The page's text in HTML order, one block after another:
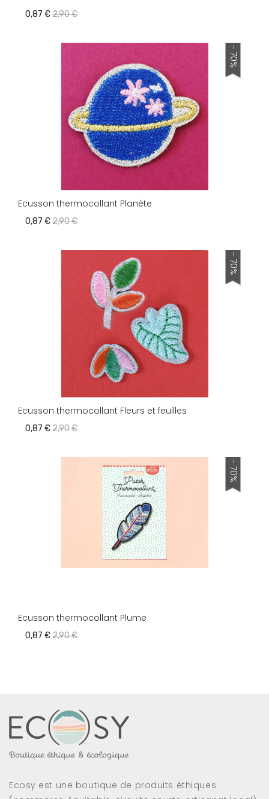
0,87 €2,90 €
- 70%
Ecusson thermocollant Planète
0,87 €2,90 €
- 70%
Ecusson thermocollant Fleurs et feuilles
0,87 €2,90 €
- 70%
Ecusson thermocollant Plume
0,87 €2,90 €
Ecosy est une boutique de produits éthiques